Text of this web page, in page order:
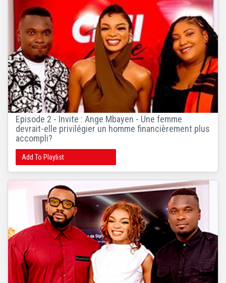
Episode 2 - Invite : Ange Mbayen - Une femme
devrait-elle privilégier un homme financièrement plus
accompli?
Add To Playlist